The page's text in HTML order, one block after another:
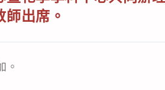
出席。
。